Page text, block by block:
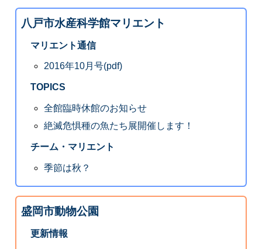
八戸市水産科学館マリエント
マリエント通信
2016年10月号(pdf)
TOPICS
全館臨時休館のお知らせ
絶滅危惧種の魚たち展開催します！
チーム・マリエント
季節は秋？
盛岡市動物公園
更新情報